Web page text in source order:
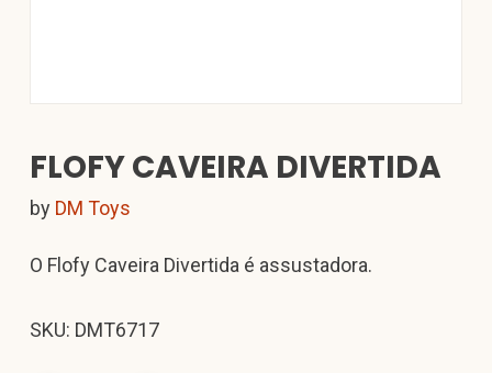
FLOFY CAVEIRA DIVERTIDA
by DM Toys
O Flofy Caveira Divertida é assustadora.
SKU: DMT6717